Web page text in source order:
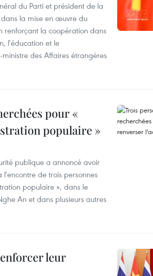
du Parti et président de la
la mise en œuvre du
renforçant la coopération dans
l'éducation et le
des Affaires étrangères
pour «
populaire »
publique a annoncé avoir
de trois personnes
populaire », dans le
An et dans plusieurs autres
leur